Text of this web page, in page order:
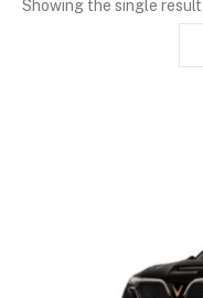
Showing the single result